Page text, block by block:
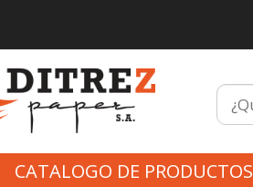
CATALOGO DE PRODUCTOS